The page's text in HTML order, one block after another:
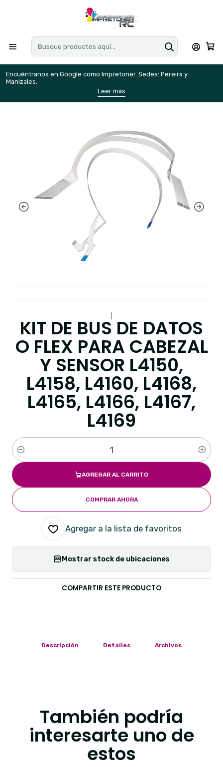
Encuéntranos en Google como Impretoner. Sedes: Pereira y
Manizales.
Leer más
KIT DE BUS DE DATOS
O FLEX PARA CABEZAL
Y SENSOR L4150,
L4158, L4160, L4168,
L4165, L4166, L4167,
L4169
Cantidad
AGREGAR AL CARRITO
COMPRAR AHORA
Agregar a la lista de favoritos
Mostrar stock de ubicaciones
COMPARTIR ESTE PRODUCTO
Descripción Detalles Archivos
También podría
interesarte uno de
estos